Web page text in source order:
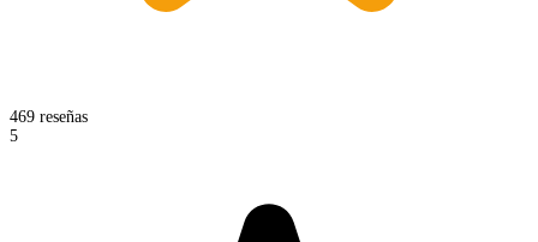
469 reseñas
5